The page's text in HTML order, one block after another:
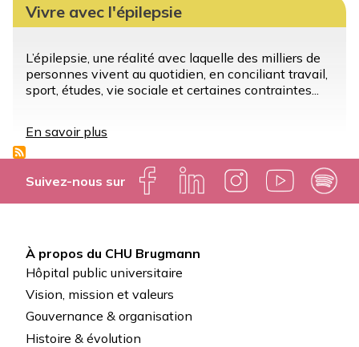
Vivre avec l'épilepsie
L’épilepsie, une réalité avec laquelle des milliers de
personnes vivent au quotidien, en conciliant travail,
sport, études, vie sociale et certaines contraintes...
En savoir plus
avec
l'épilepsie
Suivez-nous sur
Pied
de
page
À propos du CHU Brugmann
Hôpital public universitaire
Vision, mission et valeurs
Gouvernance & organisation
Histoire & évolution